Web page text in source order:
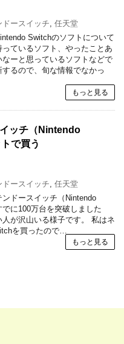
ドースイッチ 任天堂
Switchのソフトについて
ているソフト、やったことあ
ーと思っているソフトなどで
るので、旬な情報でなかっ
もっと見る
ッチ（Nintendo
で買う
ドースイッチ 任天堂
ンドースイッチ（Nintendo
に100万台を突破しました
が沢山いる様子です。 私はネ
を買ったので…
もっと見る